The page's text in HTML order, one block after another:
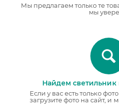
Мы предлагаем только те
мы
Найдем
Если у вас есть только
загрузите фото на сайт, и